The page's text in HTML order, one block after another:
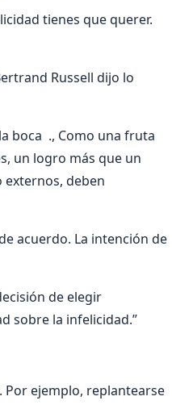
tienes que querer.
Russell dijo lo
boca ., Como una fruta
un logro más que un
externos, deben
acuerdo. La intención de
de elegir
sobre la infelicidad.”
ejemplo, replantearse